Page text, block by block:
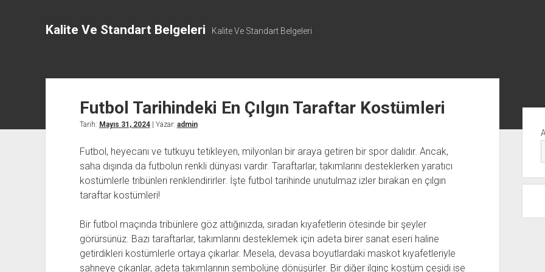
Kalite Ve Standart Belgeleri Kalite Ve Standart Belgeleri
Futbol Tarihindeki En Çılgın Taraftar Kostümleri
Tarih: Mayıs 31, 2024| Yazar: admin
Futbol, heyecanı ve tutkuyu tetikleyen, milyonları bir araya getiren bir spor dalıdır. Ancak,
saha dışında da futbolun renkli dünyası vardır. Taraftarlar, takımlarını desteklerken yaratıcı
kostümlerle tribünleri renklendirirler. İşte futbol tarihinde unutulmaz izler bırakan en çılgın
taraftar kostümleri!
Bir futbol maçında tribünlere göz attığınızda, sıradan kıyafetlerin ötesinde bir şeyler
görürsünüz. Bazı taraftarlar, takımlarını desteklemek için adeta birer sanat eseri haline
getirdikleri kostümlerle ortaya çıkarlar. Mesela, devasa boyutlardaki maskot kıyafetleriyle
sahneye çıkanlar, adeta takımlarının sembolüne dönüşürler. Bir diğer ilginç kostüm çeşidi ise